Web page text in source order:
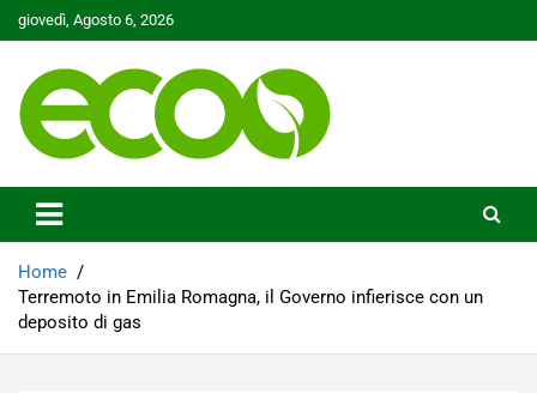
Skip
to
giovedì, Agosto 6, 2026
Ecoo.it
Home
Terremoto in Emilia Romagna, il Governo infierisce con un
deposito di gas